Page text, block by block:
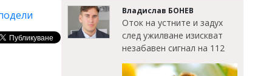
Владислав БОНЕВ
Оток на устните и задух
след ужилване изискват
незабавен сигнал на 112